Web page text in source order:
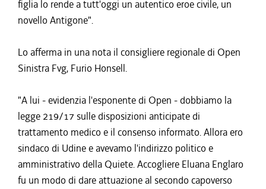
figlia lo rende a tutt'oggi un autentico eroe civile, un
novello Antigone".
Lo afferma in una nota il consigliere regionale di Open
Sinistra Fvg, Furio Honsell.
"A lui - evidenzia l'esponente di Open - dobbiamo la
legge 219/17 sulle disposizioni anticipate di
trattamento medico e il consenso informato. Allora ero
sindaco di Udine e avevamo l'indirizzo politico e
amministrativo della Quiete. Accogliere Eluana Englaro
fu un modo di dare attuazione al secondo capoverso